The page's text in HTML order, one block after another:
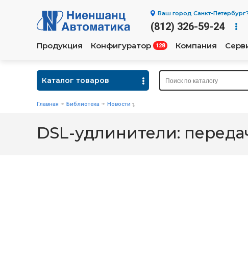
Ваш город Санкт-Петербург?
(812) 326-59-24
Продукция Конфигуратор 128 Компания
Каталог товаров
Главная Библиотека Новости
DSL-удлинители: